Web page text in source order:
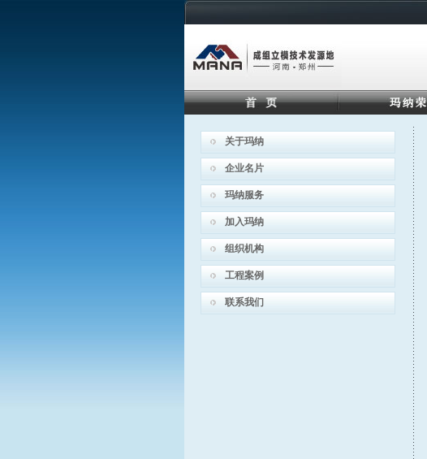
关于玛纳
企业名片
玛纳服务
加入玛纳
组织机构
工程案例
联系我们